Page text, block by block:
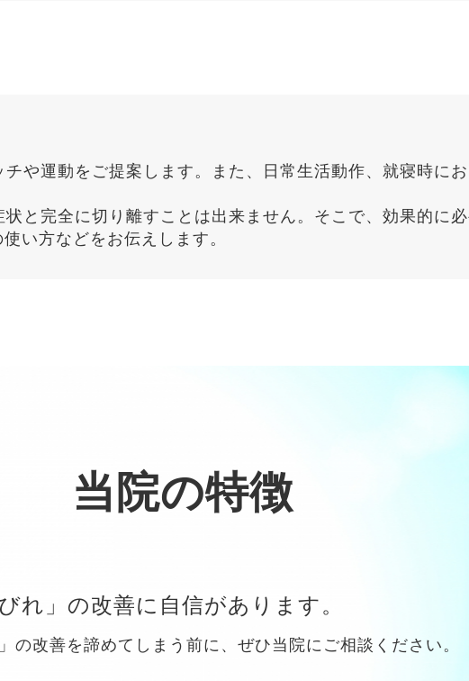
当院の特徴
れ」の改善に自信があります。
の改善を諦めてしまう前に、ぜひ当院にご相談ください。